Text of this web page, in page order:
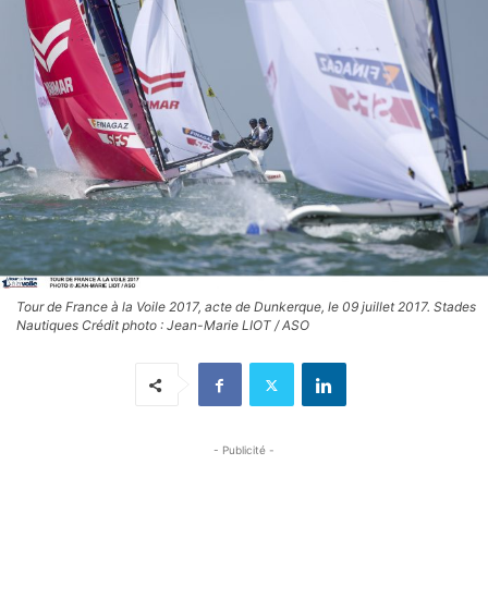
Tour de France à la Voile 2017, acte de Dunkerque, le 09 juillet 2017. Stades
Nautiques Crédit photo : Jean-Marie LIOT / ASO
- Publicité -